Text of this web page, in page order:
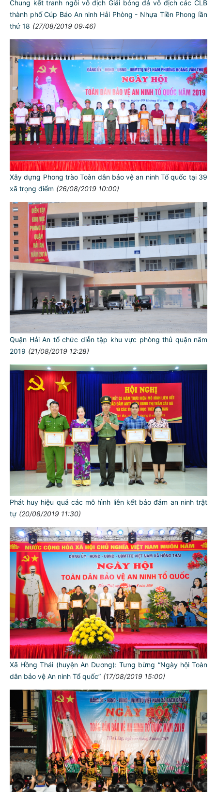
Chung kết tranh ngôi vô địch Giải bóng đá vô địch các CLB
thành phố Cúp Báo An ninh Hải Phòng - Nhựa Tiền Phong lần
thứ 18 (27/08/2019 09:46)
Xây dựng Phong trào Toàn dân bảo vệ an ninh Tổ quốc tại 39
xã trọng điểm (26/08/2019 10:00)
Quận Hải An tổ chức diễn tập khu vực phòng thủ quận năm
2019 (21/08/2019 12:28)
Phát huy hiệu quả các mô hình liên kết bảo đảm an ninh trật
tự (20/08/2019 11:30)
Xã Hồng Thái (huyện An Dương): Tưng bừng “Ngày hội Toàn
dân bảo vệ An ninh Tổ quốc” (17/08/2019 15:00)